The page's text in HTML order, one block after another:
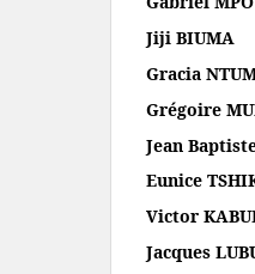
Jiji BIUMA
Gracia
Grégoire
Jean
Eunice
Victor
Jacques